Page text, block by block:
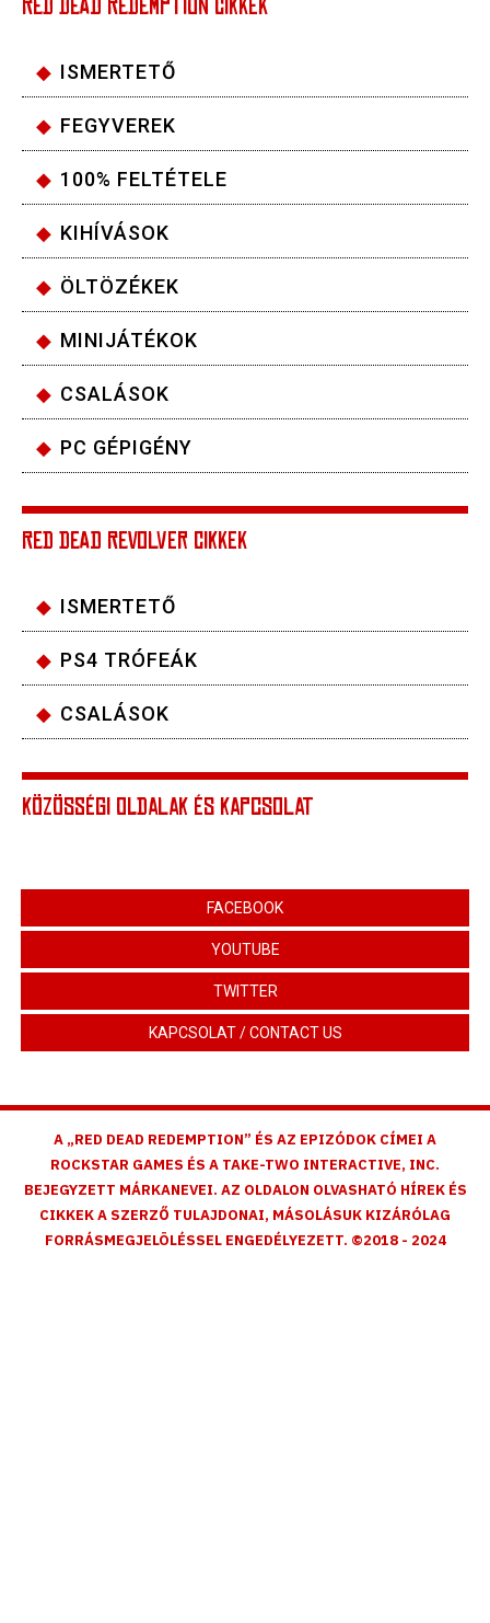
RED DEAD REDEMPTION CIKKEK
ISMERTETŐ
FEGYVEREK
100% FELTÉTELE
KIHÍVÁSOK
ÖLTÖZÉKEK
MINIJÁTÉKOK
CSALÁSOK
PC GÉPIGÉNY
RED DEAD REVOLVER CIKKEK
ISMERTETŐ
PS4 TRÓFEÁK
CSALÁSOK
KÖZÖSSÉGI OLDALAK ÉS KAPCSOLAT
FACEBOOK
YOUTUBE
TWITTER
KAPCSOLAT / CONTACT US
A „RED DEAD REDEMPTION” ÉS AZ EPIZÓDOK CÍMEI A
ROCKSTAR GAMES ÉS A TAKE-TWO INTERACTIVE, INC.
BEJEGYZETT MÁRKANEVEI. AZ OLDALON OLVASHATÓ HÍREK ÉS
CIKKEK A SZERZŐ TULAJDONAI, MÁSOLÁSUK KIZÁRÓLAG
FORRÁSMEGJELÖLÉSSEL ENGEDÉLYEZETT. ©2018 - 2024